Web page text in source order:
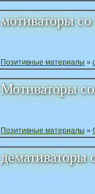
мотиваторы со
Позитивные материалы »
Мотиваторы
Позитивные материалы »
демативаторы